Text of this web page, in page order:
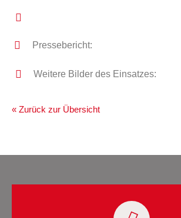
Pressebericht:
Weitere Bilder des Einsatzes:
« Zurück zur Übersicht